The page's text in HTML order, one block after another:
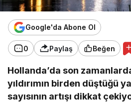
Google'da Abone Ol
0 Paylaş Beğen
Hollanda’da son
yıldırımın birden düştüğü
sayısının artışı dikkat